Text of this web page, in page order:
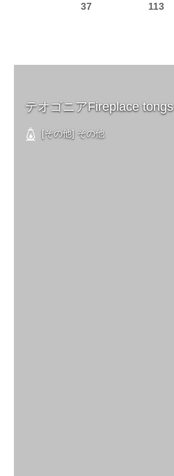
37
113
テオゴニアFireplace tongs
[その他] その他